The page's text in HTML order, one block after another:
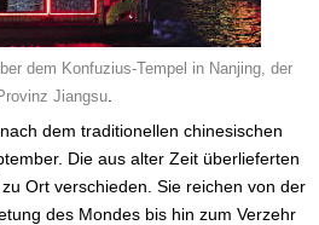
dem Konfuzius-Tempel in Nanjing, der
Jiangsu
dem traditionellen chinesischen
Die aus alter Zeit überlieferten
Ort verschieden. Sie reichen von der
des Mondes bis hin zum Verzehr